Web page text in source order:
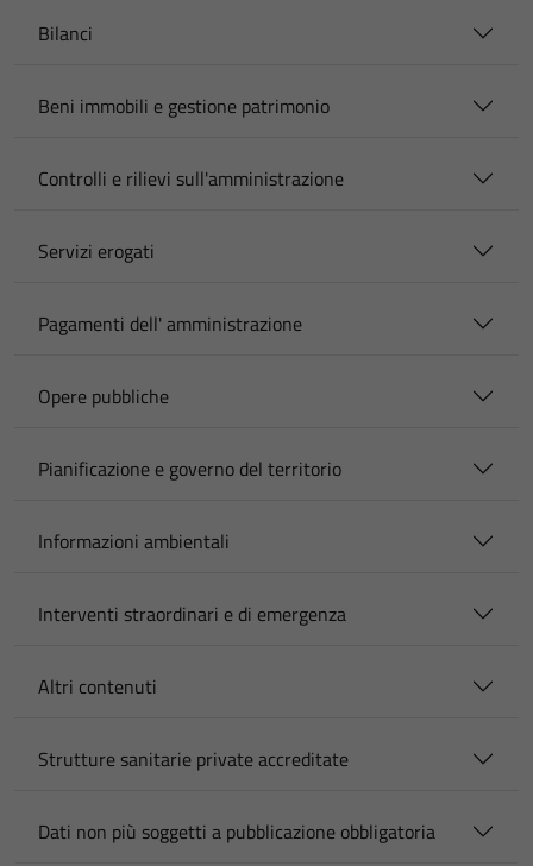
Bilanci
Beni immobili e gestione patrimonio
Controlli e rilievi sull'amministrazione
Servizi erogati
Pagamenti dell' amministrazione
Opere pubbliche
Pianificazione e governo del territorio
Informazioni ambientali
Interventi straordinari e di emergenza
Altri contenuti
Strutture sanitarie private accreditate
Dati non più soggetti a pubblicazione obbligatoria